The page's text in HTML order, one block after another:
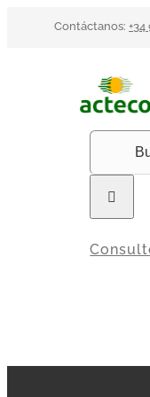
Contáctanos:+34
Buscar: